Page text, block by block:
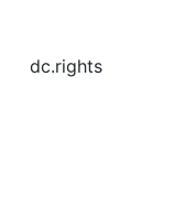
dc.rights